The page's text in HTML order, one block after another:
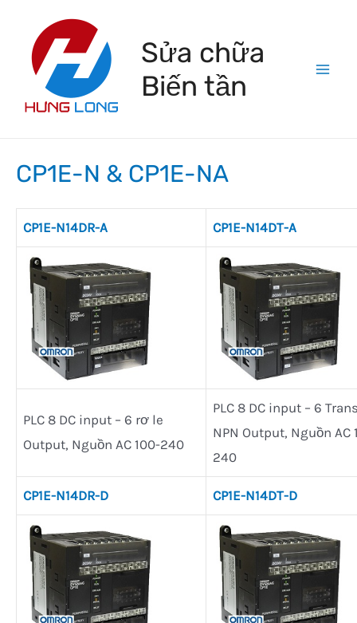
content
Sửa chữa
Biến tần
CP1E-N & CP1E-NA
CP1E-N14DR-A CP1E-N14DT-A
PLC 8 DC input – 6 rơ le
Output, Nguồn AC 100-240
PLC 8 DC input – 6
NPN Output, Nguồn AC
240
CP1E-N14DR-D CP1E-N14DT-D